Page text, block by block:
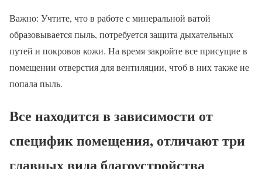
Важно: Учтите, что в работе с минеральной ватой
образовывается пыль, потребуется защита дыхательных
путей и покровов кожи. На время закройте все присущие в
помещении отверстия для вентиляции, чтоб в них также не
попала пыль.
Все находится в зависимости от
специфик помещения, отличают три
главных вида благоустройства